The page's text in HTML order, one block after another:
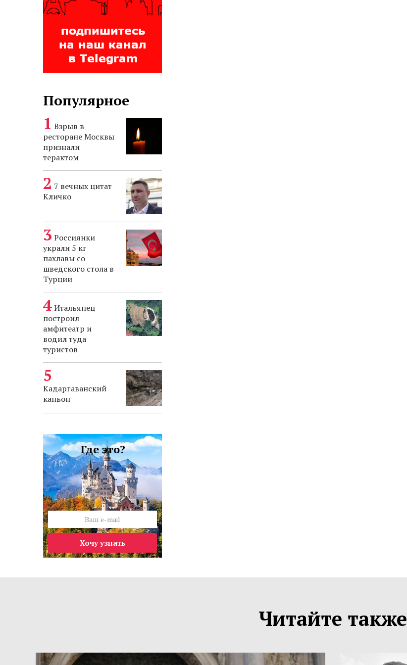
Популярное
Взрыв в
ресторане Москвы
признали
терактом
7 вечных цитат
Кличко
Россиянки
украли 5 кг
пахлавы со
шведского стола в
Турции
Итальянец
построил
амфитеатр и
водил туда
туристов
Кадаргаванский
каньон
Где это?
Хочу узнать
Читайте также